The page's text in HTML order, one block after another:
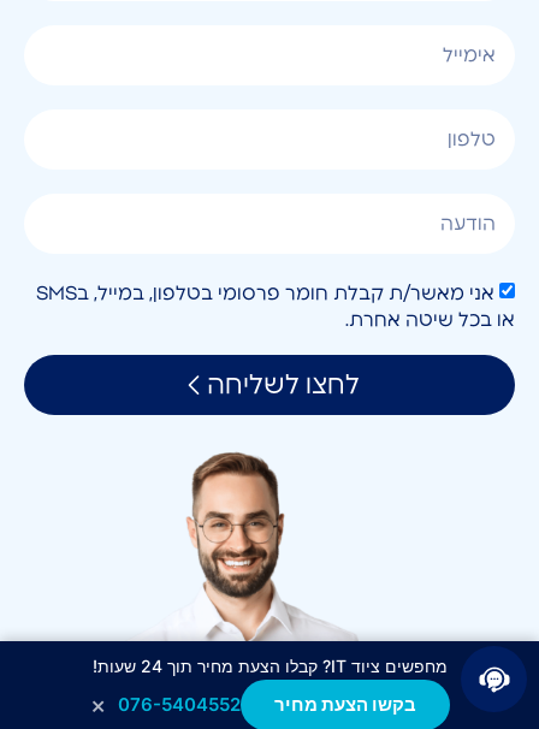
אני מאשר/ת קבלת חומר פרסומי בטלפון, במייל, בSMS
או בכל שיטה אחרת.
לחצו לשליחה
מחפשים ציוד IT? קבלו הצעת מחיר תוך 24 שעות!
בקשו הצעת מחיר 076-5404552
×